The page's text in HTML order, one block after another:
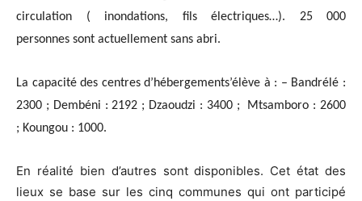
circulation ( inondations, fils électriques…). 25 000
personnes sont actuellement sans abri.
La capacité des centres d’hébergements’élève à : – Bandrélé :
2300 ; Dembéni : 2192 ; Dzaoudzi : 3400 ;
Mtsamboro : 2600
; Koungou : 1000.
En réalité bien d’autres sont disponibles. Cet état des
lieux se base sur les cinq communes qui ont participé